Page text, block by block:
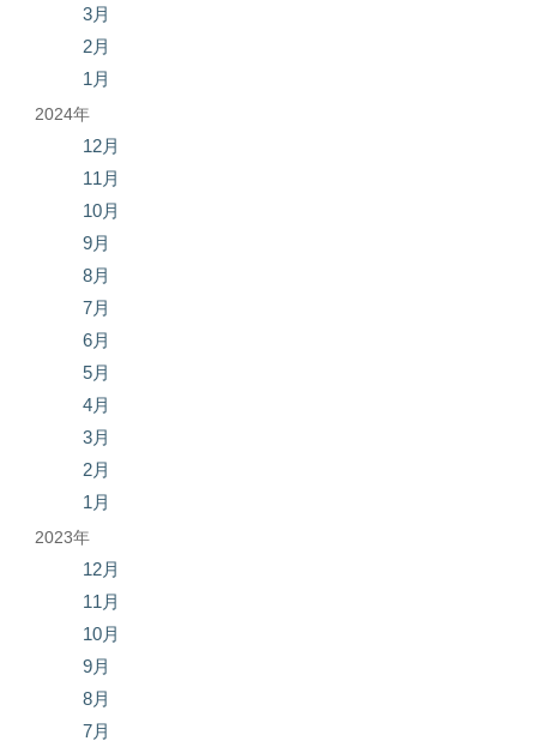
3月
2月
1月
2024年
12月
11月
10月
9月
8月
7月
6月
5月
4月
3月
2月
1月
2023年
12月
11月
10月
9月
8月
7月